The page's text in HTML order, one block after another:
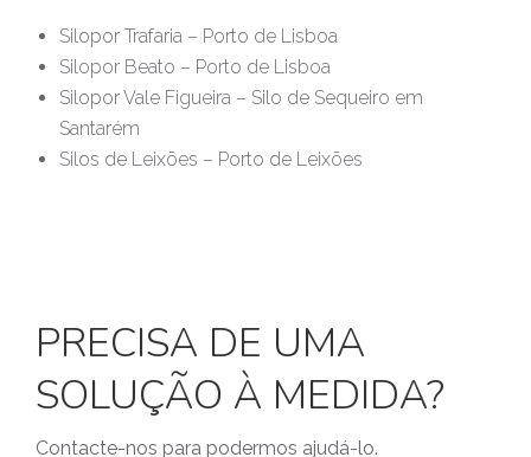
Silopor Trafaria – Porto de Lisboa
Silopor Beato – Porto de Lisboa
Silopor Vale Figueira – Silo de Sequeiro em
Santarém
Silos de Leixões – Porto de Leixões
PRECISA DE UMA
SOLUÇÃO À MEDIDA?
Contacte-nos para podermos ajudá-lo.